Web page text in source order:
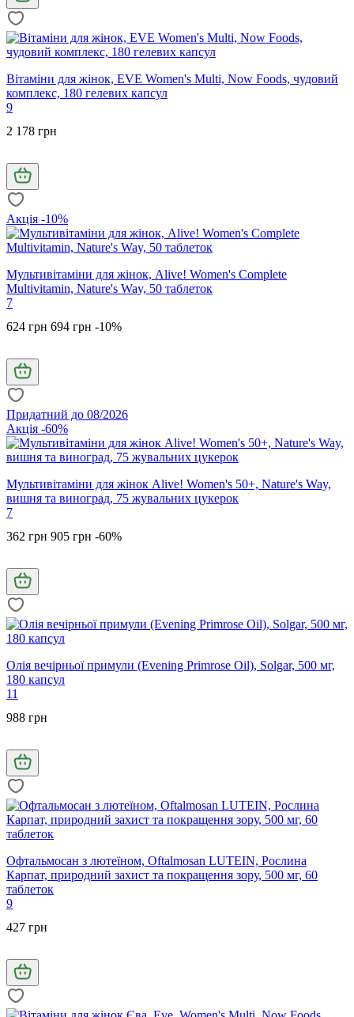
Вітаміни для жінок, EVE Women's Multi, Now Foods, чудовий
комплекс, 180 гелевих капсул
9
2 178 грн
Акція -10%
Мультивітаміни для жінок, Alive! Women's Complete
Multivitamin, Nature's Way, 50 таблеток
7
624 грн 694 грн -10%
Придатний до 08/2026
Акція -60%
Мультивітаміни для жінок Alive! Women's 50+, Nature's Way,
вишня та виноград, 75 жувальних цукерок
7
362 грн 905 грн -60%
Олія вечірньої примули (Evening Primrose Oil), Solgar, 500 мг,
180 капсул
11
988 грн
Офтальмосан з лютеїном, Oftalmosan LUTEIN, Рослина
Карпат, природний захист та покращення зору, 500 мг, 60
таблеток
9
427 грн